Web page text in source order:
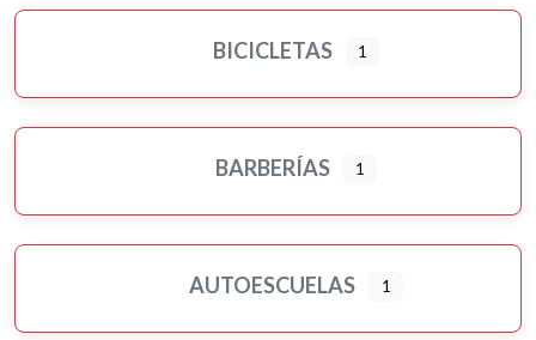
BICICLETAS 1
BARBERÍAS 1
AUTOESCUELAS 1